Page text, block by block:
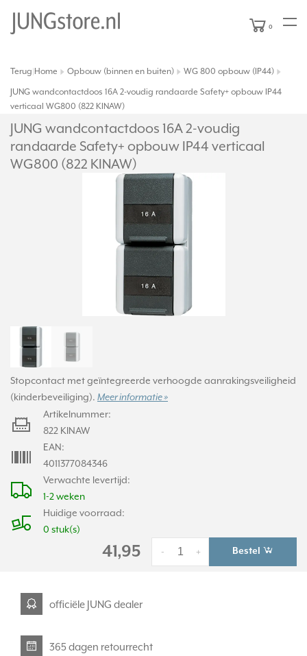
0
Terug Home Opbouw (binnen en buiten) WG 800 opbouw (IP44)
JUNG wandcontactdoos 16A 2-voudig randaarde Safety+ opbouw IP44
verticaal WG800 (822 KINAW)
JUNG wandcontactdoos 16A 2-voudig
randaarde Safety+ opbouw IP44 verticaal
WG800 (822 KINAW)
Stopcontact met geïntegreerde verhoogde aanrakingsveiligheid
(kinderbeveiliging). Meer informatie »
Verwachte levertijd:
1-2 weken
Huidige voorraad:
0 stuk(s)
Artikelnummer:
822 KINAW
EAN:
4011377084346
41,95 +
- Bestel
officiële JUNG dealer
365 dagen retourrecht